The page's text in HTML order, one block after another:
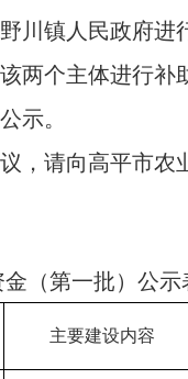
川镇人民政府进
两个主体进行补
示。
，请向高平市农
（第一批）公示
主要建设内容